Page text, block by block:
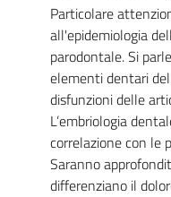
Particolare
all'epidemiologia
parodontale. Si
elementi dentari
disfunzioni delle
L’embriologia
correlazione con le
Saranno
differenziano il